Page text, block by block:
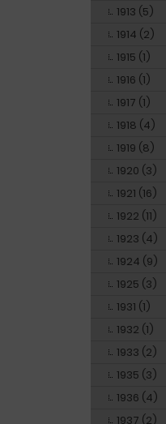
1913 (5)
1914 (2)
1915 (1)
1916 (1)
1917 (1)
1918 (4)
1919 (8)
1920 (3)
1921 (16)
1922 (11)
1923 (4)
1924 (9)
1925 (3)
1931 (1)
1932 (1)
1933 (2)
1935 (3)
1936 (4)
1937 (2)